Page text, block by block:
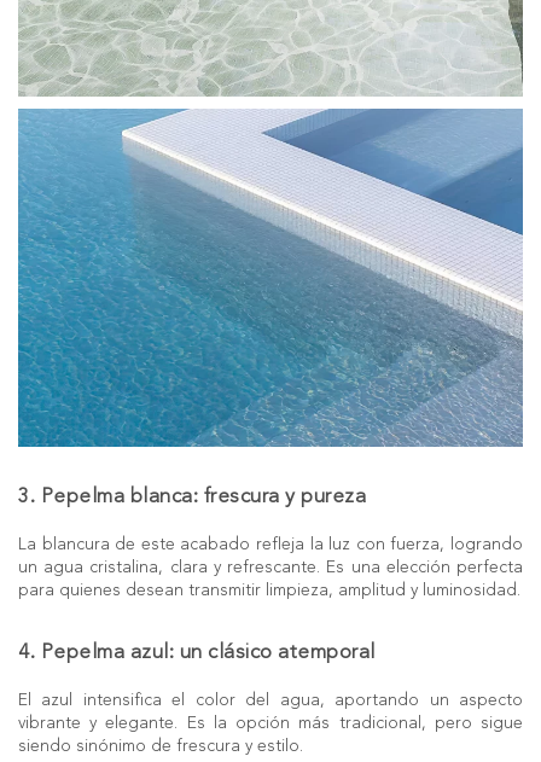
3. Pepelma blanca: frescura y pureza
La blancura de este acabado refleja la luz con fuerza, logrando
un agua cristalina, clara y refrescante. Es una elección perfecta
para quienes desean transmitir limpieza, amplitud y luminosidad.
4. Pepelma azul: un clásico atemporal
El azul intensifica el color del agua, aportando un aspecto
vibrante y elegante. Es la opción más tradicional, pero sigue
siendo sinónimo de frescura y estilo.